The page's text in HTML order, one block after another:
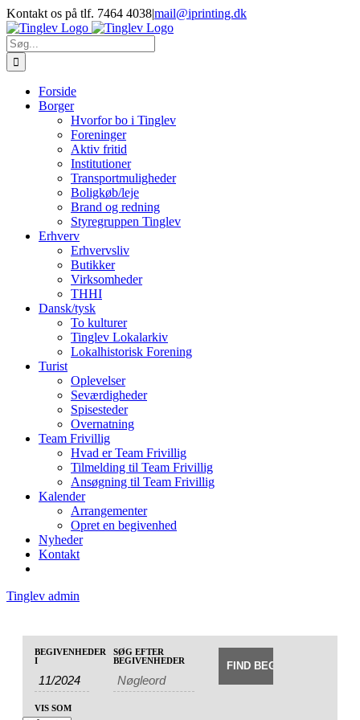
Skip
to
content
Kontakt os på tlf. 7464 4038|mail@iprinting.dk
Søg
efter:
Forside
Borger
Hvorfor bo i Tinglev
Foreninger
Aktiv fritid
Institutioner
Transportmuligheder
Boligkøb/leje
Brand og redning
Styregruppen Tinglev
Erhverv
Erhvervsliv
Butikker
Virksomheder
THHI
Dansk/tysk
To kulturer
Tinglev Lokalarkiv
Lokalhistorisk Forening
Turist
Oplevelser
Seværdigheder
Spisesteder
Overnatning
Team Frivillig
Hvad er Team Frivillig
Tilmelding til Team Frivillig
Ansøgning til Team Frivillig
Kalender
Arrangementer
Opret en begivenhed
Nyheder
Kontakt
Tinglev admin
Begivenheder
Search
and
Views
Søg
BEGIVENHEDER
I
SØG EFTER
BEGIVENHEDER
Begivenhed
Views
Navigation
VIS SOM